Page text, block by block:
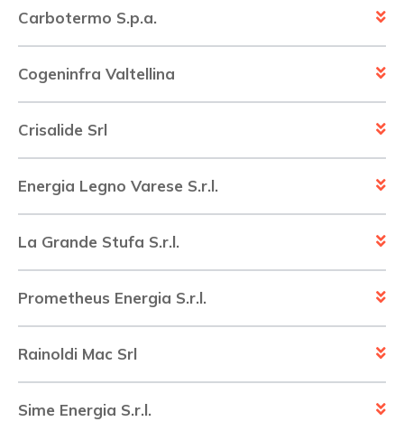
Carbotermo S.p.a.
Cogeninfra Valtellina
Crisalide Srl
Energia Legno Varese S.r.l.
La Grande Stufa S.r.l.
Prometheus Energia S.r.l.
Rainoldi Mac Srl
Sime Energia S.r.l.